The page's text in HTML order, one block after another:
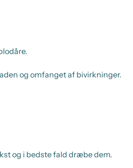
og omfanget af bivirkninger.
og i bedste fald dræbe dem.